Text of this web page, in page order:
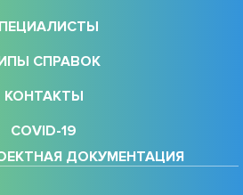
СПРАВОК
КОНТАКТЫ
COVID-19
ДОКУМЕНТАЦИЯ